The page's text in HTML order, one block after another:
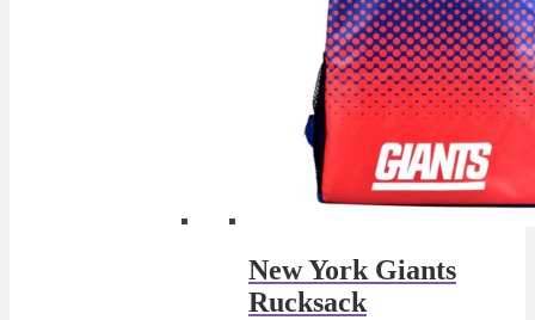
New York Giants
Rucksack